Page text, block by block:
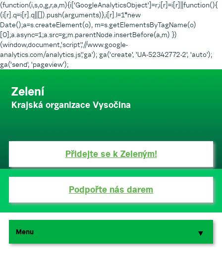
(function(i,s,o,g,r,a,m){i['GoogleAnalyticsObject']=r;i[r]=i[r]||function(){
(i[r].q=i[r].q||[]).push(arguments)},i[r].l=1*new
Date();a=s.createElement(o), m=s.getElementsByTagName(o)
[0];a.async=1;a.src=g;m.parentNode.insertBefore(a,m) })
(window,document,'script','//www.google-
analytics.com/analytics.js','ga'); ga('create', 'UA-52342772-2', 'auto');
ga('send', 'pageview');
Zelení
Krajská organizace Vysočina
Přidejte se k Zeleným!
Podpořte nás darem
Menu ▼
▼